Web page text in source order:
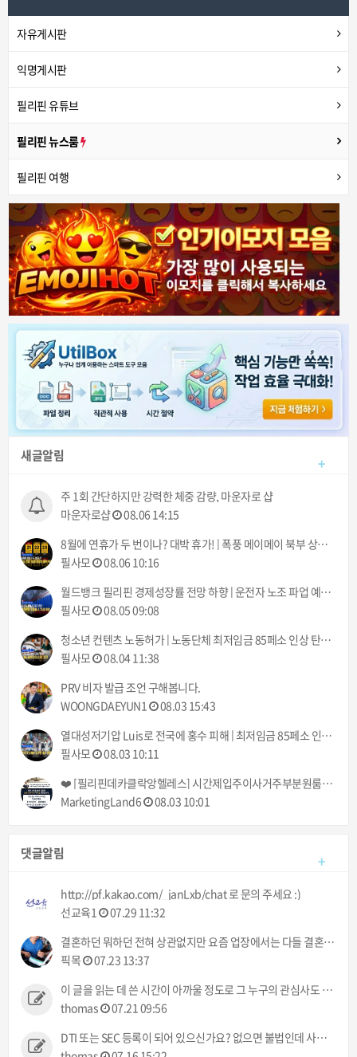
자유게시판
익명게시판
필리핀 유튜브
필리핀 뉴스룸
필리핀 여행
+
새글알림
주 1회 간단하지만 강력한 체중 감량, 마운자로 샵
마운자로샵
08.06 14:15
8월에 연휴가 두 번이나? 대박 휴가! | 폭풍 메이메이 북부 상륙 | 필리핀동포방송 | 필리핀한인방송 | 필리핀뉴스룸
필사모
08.06 10:16
월드뱅크 필리핀 경제성장률 전망 하향 | 운전자 노조 파업 예고 8월 10일부터 | 필리핀동포방송 | 필리핀한인방송 | 필리핀뉴스룸
필사모
08.05 09:08
청소년 컨텐츠 노동허가 | 노동단체 최저임금 85페소 인상 탄원서 제출 | 필리핀동포방송 | 필리핀한인방송 | 필리핀뉴스룸
필사모
08.04 11:38
PRV 비자 발급 조언 구해봅니다.
WOONGDAEYUN1
08.03 15:43
열대성저기압 Luis로 전국에 홍수 피해 | 최저임금 85페소 인상, 결국 시행될 것 | 필리핀동포방송 | 필리핀한인방송 | 필리핀뉴스룸
필사모
08.03 10:11
❤️ [필리핀데카클락앙헬레스] 시간제입주이사거주부분원룸건물사무실집 출장청소업체 클리닝업 아떼아줌마 청소부 비용추천! (가사도우미전문서비스) ❤️
MarketingLand6
08.03 10:01
+
댓글알림
http://pf.kakao.com/_janLxb/chat 로 문의 주세요 :)
선교육1
07.29 11:32
결혼하던 뭐하던 전혀 상관없지만 요즘 업장에서는 다들 결혼이야기만 하네 ㅠㅠ 했으면 뭐라도 주던지 ㅋㅋ
픽목
07.23 13:37
이 글을 읽는 데 쓴 시간이 아까울 정도로 그 누구의 관심사도 아닌 정보입니다.
thomas
07.21 09:56
DTI 또는 SEC 등록이 되어 있으신가요? 없으면 불법인데 사고 발생시 어떻게 처리해 주실건가요?